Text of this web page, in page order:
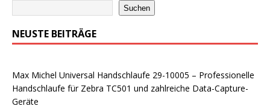
Suchen
NEUSTE BEITRÄGE
Max Michel Universal Handschlaufe 29-10005 – Professionelle
Handschlaufe für Zebra TC501 und zahlreiche Data-Capture-
Geräte